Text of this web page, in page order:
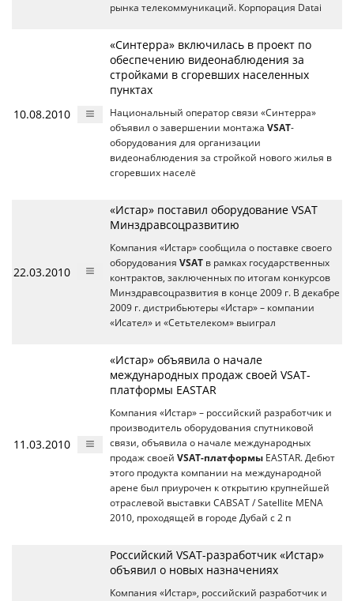
рынка телекоммуникаций. Корпорация Datai
10.08.2010
«Синтерра» включилась в проект по
обеспечению видеонаблюдения за
стройками в сгоревших населенных
пунктах
Национальный оператор связи «Синтерра»
объявил о завершении монтажа VSAT-
оборудования для организации
видеонаблюдения за стройкой нового жилья в
сгоревших населё
22.03.2010
«Истар» поставил оборудование VSAT
Минздравсоцразвитию
Компания «Истар» сообщила о поставке своего
оборудования VSAT в рамках государственных
контрактов, заключенных по итогам конкурсов
Минздравсоцразвития в конце 2009 г. В декабре
2009 г. дистрибьютеры «Истар» – компании
«Исател» и «Сетьтелеком» выиграл
11.03.2010
«Истар» объявила о начале
международных продаж своей VSAT-
платформы EASTAR
Компания «Истар» – российский разработчик и
производитель оборудования спутниковой
связи, объявила о начале международных
продаж своей VSAT-платформы EASTAR. Дебют
этого продукта компании на международной
арене был приурочен к открытию крупнейшей
отраслевой выставки CABSAT / Satellite MENA
2010, проходящей в городе Дубай с 2 п
Российский VSAT-разработчик «Истар»
объявил о новых назначениях
Компания «Истар», российский разработчик и